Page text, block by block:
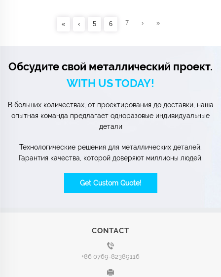
« ‹ 5 6 7 › »
Обсудите свой металлический проект.
WITH US TODAY!
В больших количествах, от проектирования до доставки, наша
опытная команда предлагает одноразовые индивидуальные
детали
Технологические решения для металлических деталей.
Гарантия качества, которой доверяют миллионы людей.
Get Custom Quote!
CONTACT
+86 0769-82389116